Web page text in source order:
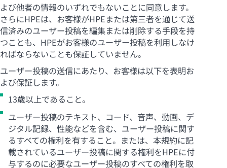
よび他者の情報のいずれでもないことに同意します。
さらにHPEは、お客様がHPEまたは第三者を通じて送
信済みのユーザー投稿を編集または削除する手段を持
つことも、HPEがお客様のユーザー投稿を利用しなけ
ればならないことも保証していません。
ユーザー投稿の送信にあたり、お客様は以下を表明お
よび保証します。
13歳以上であること。
ユーザー投稿のテキスト、コード、音声、動画、デ
ジタル記録、性能などを含む、ユーザー投稿に関す
るすべての権利を有すること。または、本規約に記
載されているユーザー投稿に関する権利をHPEに付
与するのに必要なユーザー投稿のすべての権利を取